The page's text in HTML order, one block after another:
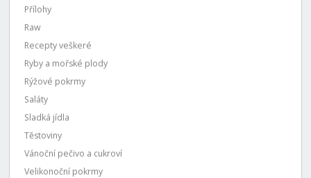
Přílohy
Raw
Recepty veškeré
Ryby a mořské plody
Rýžové pokrmy
Saláty
Sladká jídla
Těstoviny
Vánoční pečivo a cukroví
Velikonoční pokrmy